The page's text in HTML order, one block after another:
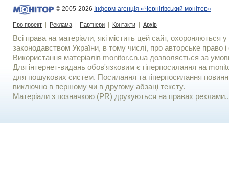
© 2005-2026 Інформ-агенція «Чернігівський монітор»
Про проект | Реклама | Партнери | Контакти | Архів
Всі права на матеріали, які містить цей сайт, охороняються у
законодавством України, в тому числі, про авторське право і
Використання матерiалiв monitor.cn.ua дозволяється за
Для iнтернет-видань обов'язковим є гiперпосилання на
для пошукових систем. Посилання та гіперпосилання
виключно в першому чи в другому абзаці тексту.
Матеріали з позначкою (PR) друкуються на правах реклами..